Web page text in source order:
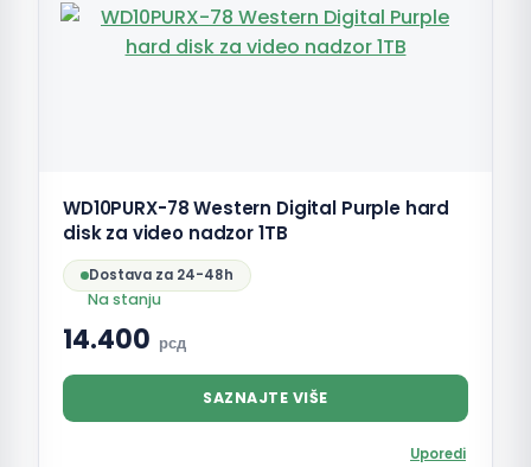
WD10PURX-78 Western Digital Purple hard
disk za video nadzor 1TB
Dostava za 24-48h
Na stanju
14.400 рсд
SAZNAJTE VIŠE
Uporedi